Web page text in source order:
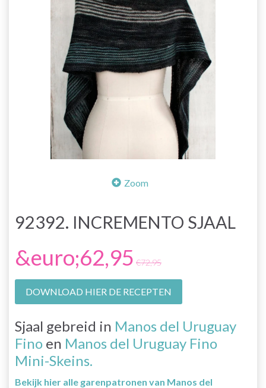
Zoom
92392. INCREMENTO SJAAL
&euro;62,95 €72,95
DOWNLOAD HIER DE RECEPTEN
Sjaal gebreid in Manos del Uruguay
Fino en Manos del Uruguay Fino
Mini-Skeins.
Bekijk hier alle garenpatronen van Manos del